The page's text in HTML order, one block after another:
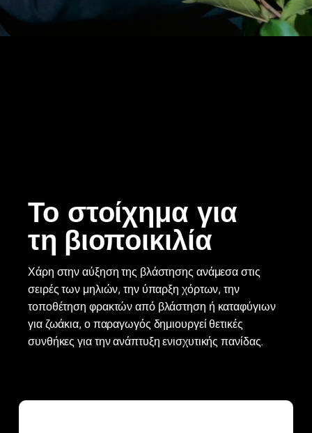
Το στοίχημα για
τη βιοποικιλία
Χάρη στην αύξηση της βλάστησης ανάμεσα στις
σειρές των μηλιών, την ύπαρξη χόρτων, την
τοποθέτηση φρακτών από βλάστηση ή καταφύγιων
για ζωάκια, ο παραγωγός δημιουργεί θετικές
συνθήκες για την ανάπτυξη ενισχυτικής πανίδας.